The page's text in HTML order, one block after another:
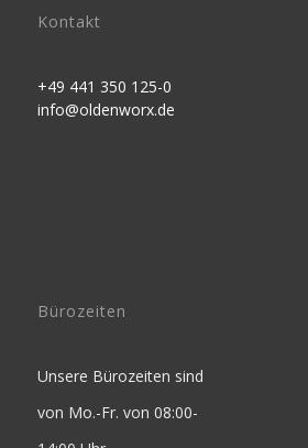
Kontakt
+49 441 350 125-0
info@oldenworx.de
Bürozeiten
Unsere Bürozeiten sind
von Mo.-Fr. von 08:00-